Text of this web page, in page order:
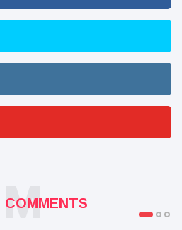
COMMENTS
M